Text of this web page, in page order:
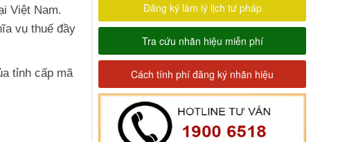
Việt Nam.
vụ thuế đầy
tỉnh cấp mã
Đăng ký làm lý lịch tư pháp
Tra cứu nhãn hiệu miễn phí
Cách tính phí đăng ký nhãn hiệu